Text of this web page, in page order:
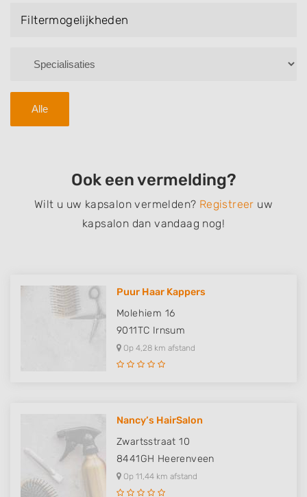
Filtermogelijkheden
Alle
Ook een vermelding?
Wilt u uw kapsalon vermelden? Registreer uw
kapsalon dan vandaag nog!
Puur Haar Kappers
Molehiem 16
9011TC Irnsum
Op 4,28 km afstand
Nancy’s HairSalon
Zwartsstraat 10
8441GH Heerenveen
Op 11,44 km afstand